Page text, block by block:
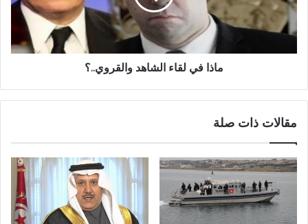
ماذا في لقاء الشاهد والقروي..؟
مقالات ذات صلة